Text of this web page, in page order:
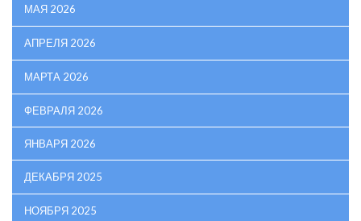
МАЯ 2026
АПРЕЛЯ 2026
МАРТА 2026
ФЕВРАЛЯ 2026
ЯНВАРЯ 2026
ДЕКАБРЯ 2025
НОЯБРЯ 2025